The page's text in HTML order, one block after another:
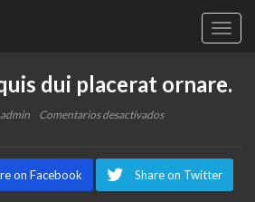
dui placerat ornare.
admin Comentarios desactivadosen
on Facebook Share on Twitter